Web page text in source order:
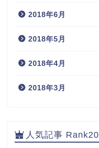
2018年6月
2018年5月
2018年4月
2018年3月
人気記事 Rank20